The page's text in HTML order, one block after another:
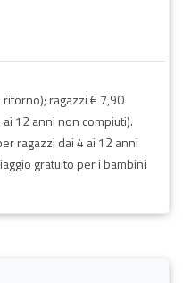
ragazzi € 7,90
12 anni non compiuti).
ragazzi dai 4 ai 12 anni
gratuito per i bambini